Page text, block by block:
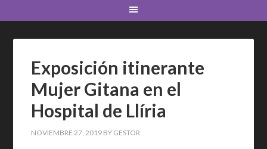
Exposición itinerante
Mujer Gitana en el
Hospital de Llíria
NOVIEMBRE 27, 2019 BY GESTOR